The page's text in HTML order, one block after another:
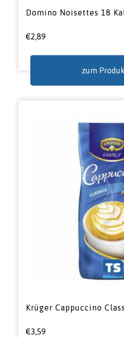
Domino Noisettes 18
€2,89
zum
Krüger Cappuccino
€3,59